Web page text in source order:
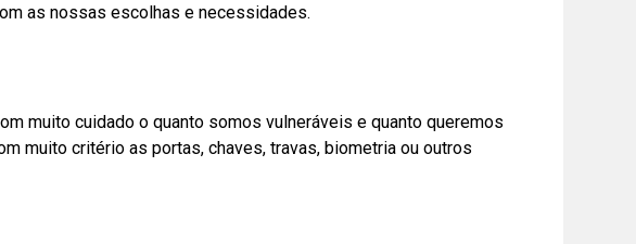
as nossas escolhas e necessidades.
muito cuidado o quanto somos vulneráveis e quanto queremos
muito critério as portas, chaves, travas, biometria ou outros